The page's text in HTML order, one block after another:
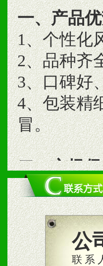
一、产品
1、个性化
2、品种齐
3、口碑好
4、包装精
冒。
二、市场
1、统一市
商利润。
2、区域独
合作关系。
公
联 系